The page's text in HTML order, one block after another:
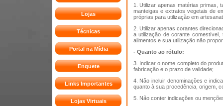
Lojas
Técnicas
Portal na Mídia
Enquete
Links Importantes
Lojas Virtuais
1. Utilizar apenas matérias primas,
manteigas e extratos vegetais de
próprias para utilização em
2. Utilizar apenas corantes
a utilização de corante
alimentos e sua utilização não
- Quanto ao rótulo:
3. Indicar o nome completo do
fabricação e o prazo de validade;
4. Não incluir denominações e
quanto à sua procedência, origem,
5. Não conter indicações ou